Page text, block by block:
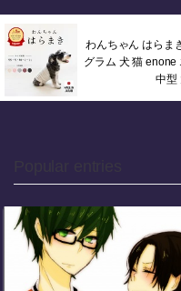
わんちゃん はらま
グラム 犬 猫 enone
中型